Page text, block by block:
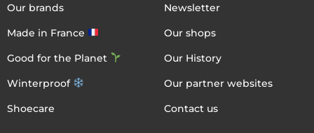
Our brands
Made in France
Good for the Planet
Winterproof
Shoecare
Newsletter
Our shops
Our History
Our partner websites
Contact us